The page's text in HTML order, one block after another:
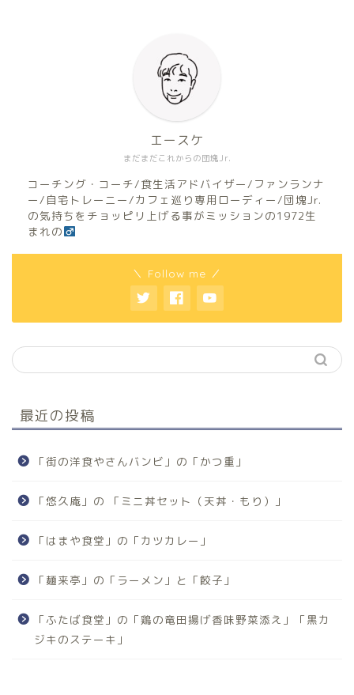
まだまだこれからの団塊Jr.
エースケ
コーチング・コーチ/食生活アドバイザー/ファンランナ
ー/自宅トレーニー/カフェ巡り専用ローディー/団塊Jr.
の気持ちをチョッピリ上げる事がミッションの1972生
まれの
＼ Follow me ／
最近の投稿
「街の洋食やさんバンビ」の「かつ重」
「悠久庵」の 「ミニ丼セット（天丼・もり）」
「はまや食堂」の「カツカレー」
「麺来亭」の「ラーメン」と「餃子」
「ふたば食堂」の「鶏の竜田揚げ香味野菜添え」「黒カ
ジキのステーキ」